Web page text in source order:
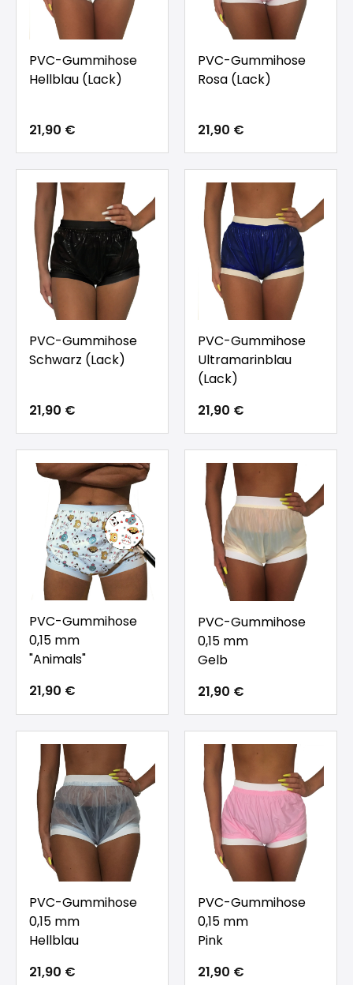
PVC-Gummihose
Hellblau (Lack)
21,90 €
PVC-Gummihose
Rosa (Lack)
21,90 €
PVC-Gummihose
Schwarz (Lack)
21,90 €
PVC-Gummihose
Ultramarinblau
(Lack)
21,90 €
PVC-Gummihose
0,15 mm
"Animals"
21,90 €
PVC-Gummihose
0,15 mm
Gelb
21,90 €
PVC-Gummihose
0,15 mm
Hellblau
21,90 €
PVC-Gummihose
0,15 mm
Pink
21,90 €